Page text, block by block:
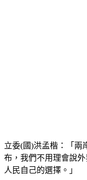
立委(國)洪孟楷：「兩
布，我們不用理會說
人民自己的選擇。」